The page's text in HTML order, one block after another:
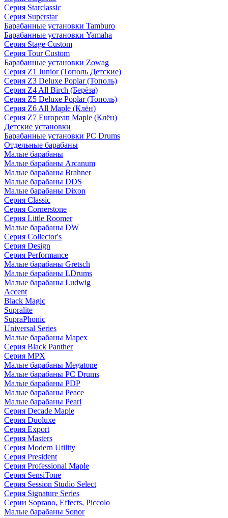
Серия Starclassic
Серия Superstar
Барабанные установки Tamburo
Барабанные установки Yamaha
Серия Stage Custom
Серия Tour Custom
Барабанные установки Zowag
Серия Z1 Junior (Тополь Детские)
Серия Z3 Deluxe Poplar (Тополь)
Серия Z4 All Birch (Берёза)
Серия Z5 Deluxe Poplar (Тополь)
Серия Z6 All Maple (Клён)
Серия Z7 European Maple (Клён)
Детские установки
Барабанные установки PC Drums
Отдельные барабаны
Малые барабаны
Малые барабаны Arcanum
Малые барабаны Brahner
Малые барабаны DDS
Малые барабаны Dixon
Серия Classic
Серия Cornerstone
Серия Little Roomer
Малые барабаны DW
Серия Collector's
Серия Design
Серия Performance
Малые барабаны Gretsch
Малые барабаны LDrums
Малые барабаны Ludwig
Accent
Black Magic
Supralite
SupraPhonic
Universal Series
Малые барабаны Mapex
Серия Black Panther
Серия MPX
Малые барабаны Megatone
Малые барабаны PC Drums
Малые барабаны PDP
Малые барабаны Peace
Малые барабаны Pearl
Серия Decade Maple
Серия Duoluxe
Серия Export
Серия Masters
Серия Modern Utility
Серия President
Серия Professional Maple
Серия SensiTone
Серия Session Studio Select
Серия Signature Series
Серии Soprano, Effects, Piccolo
Малые барабаны Sonor